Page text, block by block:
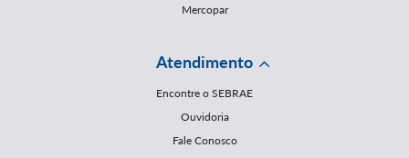
Mercopar
Atendimento
Encontre o SEBRAE
Ouvidoria
Fale Conosco